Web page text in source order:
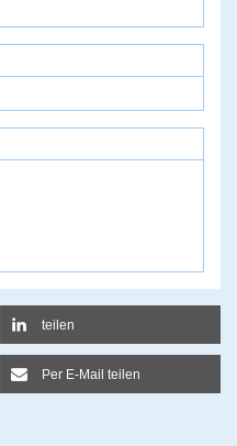
teilen
Per E-Mail teilen